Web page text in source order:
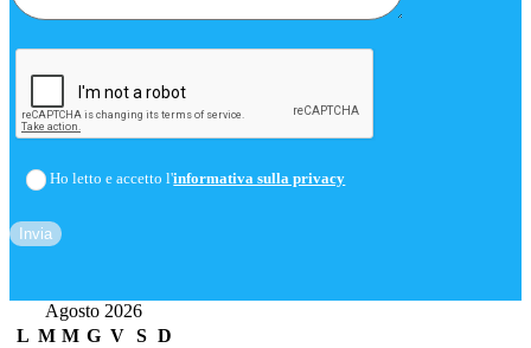
Ho letto e accetto l'informativa sulla privacy
Agosto 2026
L M M G V S D